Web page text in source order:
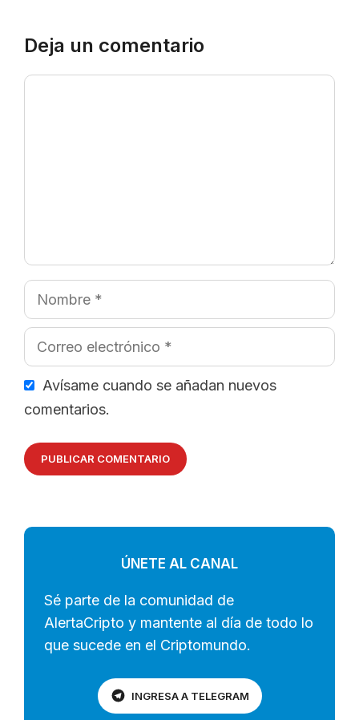
Deja un comentario
Comentario
Nombre
Correo
electrónico
Avísame cuando se añadan nuevos
comentarios.
ÚNETE AL CANAL
Sé parte de la comunidad de
AlertaCripto y mantente al día de todo lo
que sucede en el Criptomundo.
INGRESA A TELEGRAM